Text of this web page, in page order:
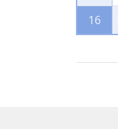
16